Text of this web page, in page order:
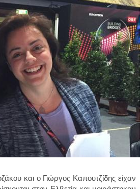
και ο Γιώργος Καπουτζίδης είχαν